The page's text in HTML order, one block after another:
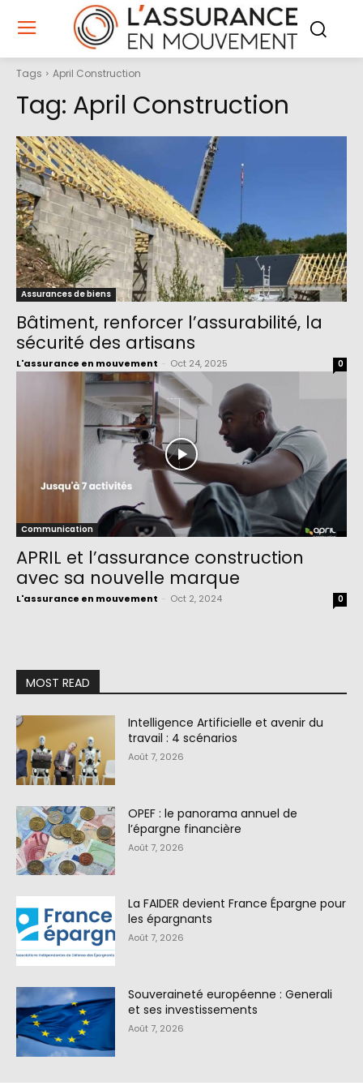
Tags April Construction
Tag: April Construction
Assurances de biens
Bâtiment, renforcer l’assurabilité, la
sécurité des artisans
L'assurance en mouvement Oct 24, 2025 0
Communication
APRIL et l’assurance construction
avec sa nouvelle marque
L'assurance en mouvement Oct 2, 2024 0
MOST READ
Intelligence Artificielle et avenir du
travail : 4 scénarios
Août 7, 2026
OPEF : le panorama annuel de
l’épargne financière
Août 7, 2026
La FAIDER devient France Épargne pour
les épargnants
Août 7, 2026
Souveraineté européenne : Generali
et ses investissements
Août 7, 2026